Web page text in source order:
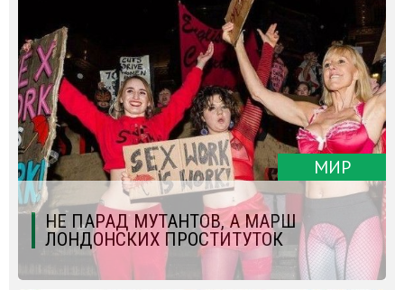
МИР
НЕ ПАРАД МУТАНТОВ, А МАРШ
ЛОНДОНСКИХ ПРОСТИТУТОК